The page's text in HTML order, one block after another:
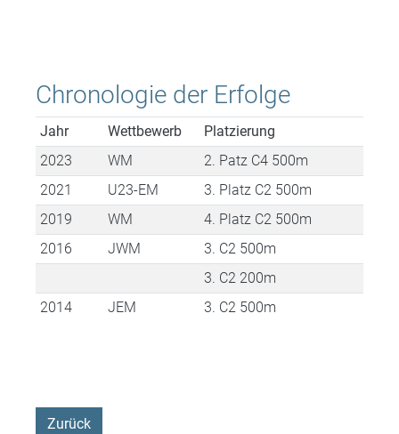
Chronologie der Erfolge
Jahr Wettbewerb
Platzierung
2023
WM
2. Patz C4 500m
2021
U23-EM
3. Platz C2 500m
2019
WM
4. Platz C2 500m
2016
JWM
3. C2 500m
3. C2 200m
2014
JEM 3. C2 500m
Zurück